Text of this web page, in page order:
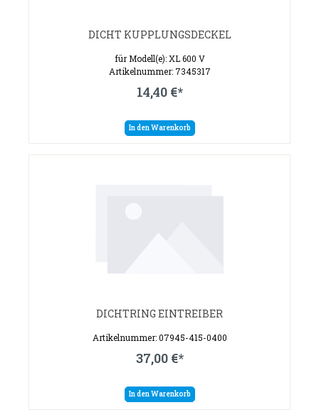
DICHT KUPPLUNGSDECKEL
für Modell(e): XL 600 V
Artikelnummer: 7345317
14,40 €*
In den Warenkorb
DICHTRING EINTREIBER
Artikelnummer: 07945-415-0400
37,00 €*
In den Warenkorb